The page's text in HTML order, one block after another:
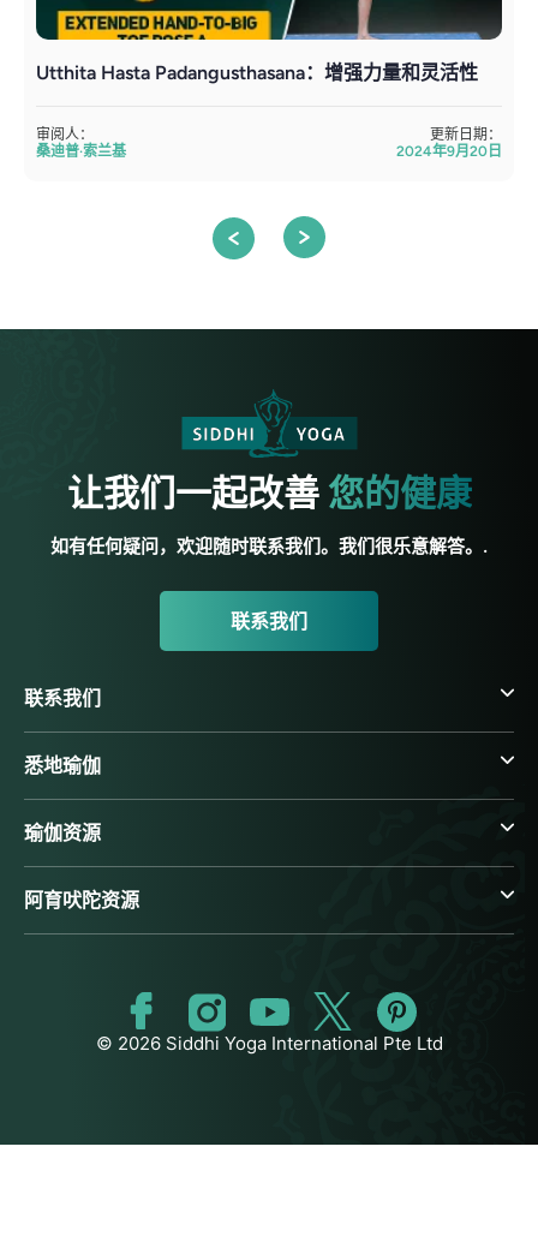
Utthita Hasta Padangusthasana：增强力量和灵活性
审阅人：
桑迪普·索兰基
更新日期：
2024年9月20日
让我们一起改善 您的健康
如有任何疑问，欢迎随时联系我们。我们很乐意解答。.
联系我们
联系我们
悉地瑜伽
瑜伽资源
阿育吠陀资源
© 2026 Siddhi Yoga International Pte Ltd